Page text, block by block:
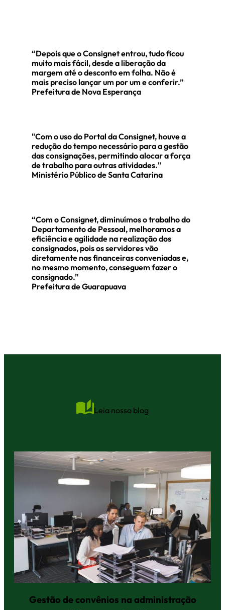
Prefeitura de
Campos de Júlio -
MT
Prefeitura de
Ituiutaba - MG
“Depois que o Consignet entrou, tudo ficou
muito mais fácil, desde a liberação da
margem até o desconto em folha. Não é
mais preciso lançar um por um e conferir.”
Prefeitura de Nova Esperança
"Com o uso do Portal da Consignet, houve a
redução do tempo necessário para a gestão
das consignações, permitindo alocar a força
de trabalho para outras atividades."
Ministério Público de Santa Catarina
“Com o Consignet, diminuímos o trabalho do
Departamento de Pessoal, melhoramos a
eficiência e agilidade na realização dos
consignados, pois os servidores vão
diretamente nas financeiras conveniadas e,
no mesmo momento, conseguem fazer o
consignado.”
Prefeitura de Guarapuava
Leia nosso blog
Gestão de convênios na administração